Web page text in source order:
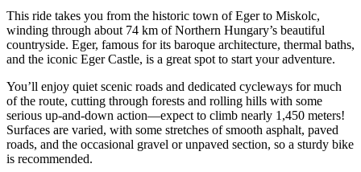
This ride takes you from the historic town of Eger to Miskolc,
winding through about 74 km of Northern Hungary’s beautiful
countryside. Eger, famous for its baroque architecture, thermal baths,
and the iconic Eger Castle, is a great spot to start your adventure.
You’ll enjoy quiet scenic roads and dedicated cycleways for much
of the route, cutting through forests and rolling hills with some
serious up-and-down action—expect to climb nearly 1,450 meters!
Surfaces are varied, with some stretches of smooth asphalt, paved
roads, and the occasional gravel or unpaved section, so a sturdy bike
is recommended.